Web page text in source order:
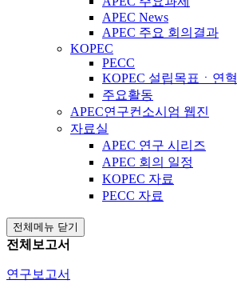
APEC News
APEC 주요 회의결과
KOPEC
PECC
KOPEC 설립목표ㆍ연혁
주요활동
APEC연구컨소시엄 웹진
자료실
APEC 연구 시리즈
APEC 회의 일정
KOPEC 자료
PECC 자료
전체메뉴 닫기
전체보고서
연구보고서